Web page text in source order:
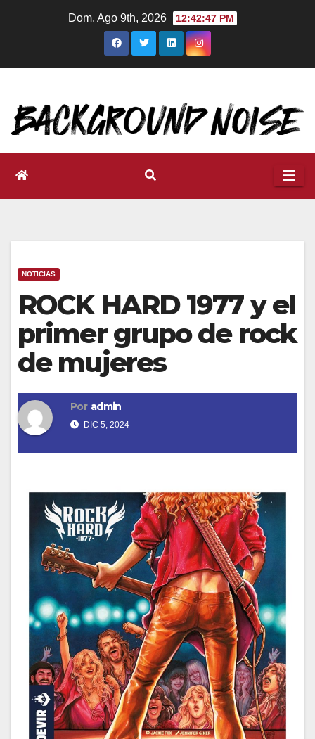
Dom. Ago 9th, 2026 12:42:48 PM
NOTICIAS
ROCK HARD 1977 y el
primer grupo de rock
de mujeres
Por admin
DIC 5, 2024